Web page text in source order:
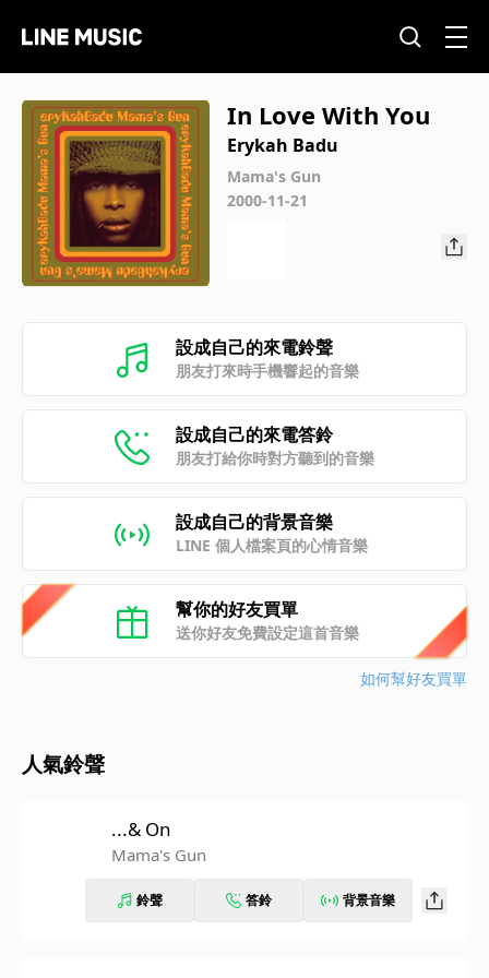
In Love With You
Erykah Badu
Mama's Gun
2000-11-21
設成自己的來電鈴聲
朋友打來時手機響起的音樂
設成自己的來電答鈴
朋友打給你時對方聽到的音樂
設成自己的背景音樂
LINE 個人檔案頁的心情音樂
幫你的好友買單
送你好友免費設定這首音樂
如何幫好友買單
人氣鈴聲
...& On
Mama's Gun
鈴聲 答鈴 背景音樂